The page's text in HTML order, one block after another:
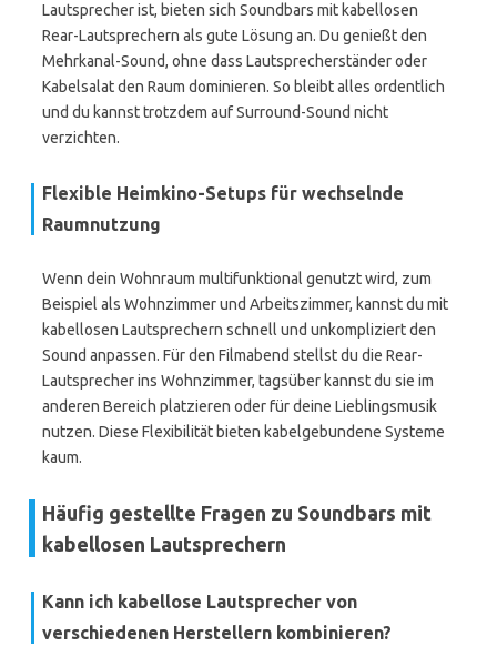
Lautsprecher ist, bieten sich Soundbars mit kabellosen
Rear-Lautsprechern als gute Lösung an. Du genießt den
Mehrkanal-Sound, ohne dass Lautsprecherständer oder
Kabelsalat den Raum dominieren. So bleibt alles ordentlich
und du kannst trotzdem auf Surround-Sound nicht
verzichten.
Flexible Heimkino-Setups für wechselnde
Raumnutzung
Wenn dein Wohnraum multifunktional genutzt wird, zum
Beispiel als Wohnzimmer und Arbeitszimmer, kannst du mit
kabellosen Lautsprechern schnell und unkompliziert den
Sound anpassen. Für den Filmabend stellst du die Rear-
Lautsprecher ins Wohnzimmer, tagsüber kannst du sie im
anderen Bereich platzieren oder für deine Lieblingsmusik
nutzen. Diese Flexibilität bieten kabelgebundene Systeme
kaum.
Häufig gestellte Fragen zu Soundbars mit
kabellosen Lautsprechern
Kann ich kabellose Lautsprecher von
verschiedenen Herstellern kombinieren?